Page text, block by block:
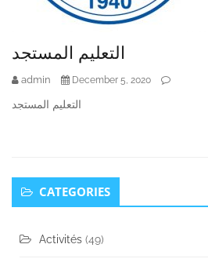
التعليم المستجد
admin December 5, 2020
التعليم المستجد
Secondary
Sidebar
CATEGORIES
Activités (49)